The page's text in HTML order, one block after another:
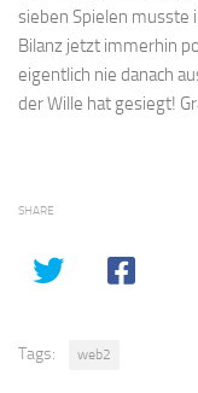
sieben Spielen musste
Bilanz jetzt immerhin
eigentlich nie danach
der Wille hat gesiegt!
SHARE
Tags: web2